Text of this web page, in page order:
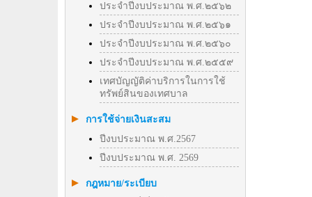
ประจำปีงบประมาณ พ.ศ.๒๕๖๒
ประจำปีงบประมาณ พ.ศ.๒๕๖๑
ประจำปีงบประมาณ พ.ศ.๒๕๖๐
ประจำปีงบประมาณ พ.ศ.๒๕๕๙
เทศบัญญัติค่าบริการในการใช้
ทรัพย์สินของเทศบาล
การใช้จ่ายเงินสะสม
ปีงบประมาณ พ.ศ.2567
ปีงบประมาณ พ.ศ. 2569
กฎหมาย/ระเบียบ